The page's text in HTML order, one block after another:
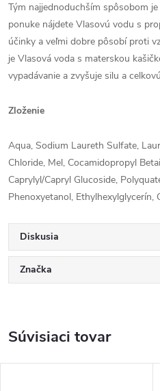
Tým najjednoduchším spôsobom
ponuke nájdete Vlasovú vodu s
účinky a veľmi dobre pôsobí proti
je Vlasová voda s materskou
vypadávanie a zvyšuje silu a
Zloženie
Aqua, Sodium Laureth Sulfate,
Chloride, Mel, Cocamidopropyl
Caprylyl/Capryl Glucoside,
Phenoxyetanol, Ethylhexylglycerín,
Diskusia
Značka
Súvisiaci tovar